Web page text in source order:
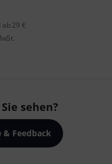
29 €
sehen?
& Feedback